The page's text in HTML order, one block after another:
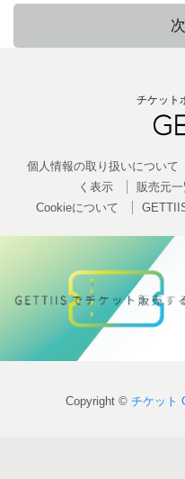
チケット
個人情報の取り扱いについて
く表示
販売元一
Cookieについて
Copyright © チケット